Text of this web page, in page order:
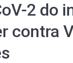
2 do
contra